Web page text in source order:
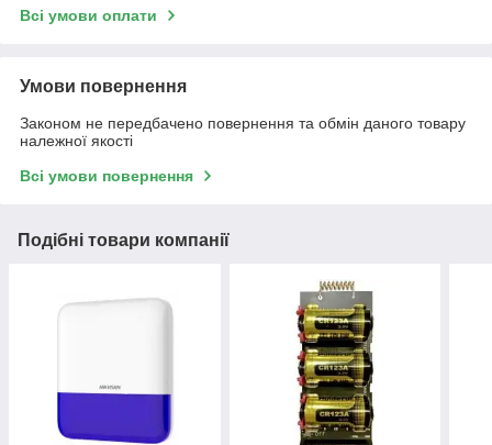
Всі умови оплати
Умови повернення
Законом не передбачено повернення та обмін даного товару
належної якості
Всі умови повернення
Подібні товари компанії